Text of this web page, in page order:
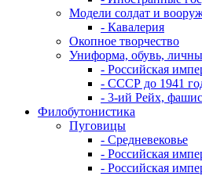
Модели солдат и
- Кавалерия
Окопное творчество
Униформа, обувь,
- Российская
- СССР до 1941
- 3-ий Рейх,
Филобутонистика
Пуговицы
- Средневековье
- Российская
- Российская